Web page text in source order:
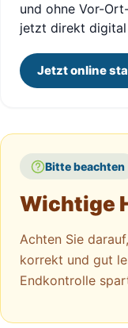
und ohne Vor-
jetzt direkt
Jetzt online
Bitte beachten
Wichtige
Achten Sie
korrekt und gut
Endkontrolle